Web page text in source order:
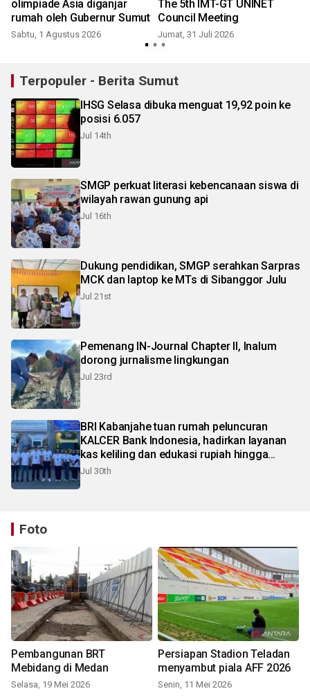
olimpiade Asia diganjar
rumah oleh Gubernur Sumut
Sabtu, 1 Agustus 2026
The 5th IMT-GT UNINET
Council Meeting
Jumat, 31 Juli 2026
Terpopuler - Berita Sumut
IHSG Selasa dibuka menguat 19,92 poin ke
posisi 6.057
Jul 14th
SMGP perkuat literasi kebencanaan siswa di
wilayah rawan gunung api
Jul 16th
Dukung pendidikan, SMGP serahkan Sarpras
MCK dan laptop ke MTs di Sibanggor Julu
Jul 21st
Pemenang IN-Journal Chapter II, Inalum
dorong jurnalisme lingkungan
Jul 23rd
BRI Kabanjahe tuan rumah peluncuran
KALCER Bank Indonesia, hadirkan layanan
kas keliling dan edukasi rupiah hingga
pelosok Karo
Jul 30th
Foto
Pembangunan BRT
Mebidang di Medan
Selasa, 19 Mei 2026
Persiapan Stadion Teladan
menyambut piala AFF 2026
Senin, 11 Mei 2026